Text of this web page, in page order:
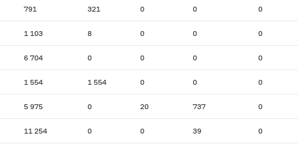
791 321 0 0 0
1 103 8 0 0 0
6 704 0 0 0 0
1 554 1 554 0 0 0
5 975 0 20 737 0
11 254 0 0 39 0